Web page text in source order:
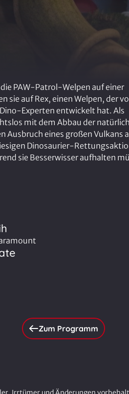
PAW-Patrol-Welpen auf einer
sie auf Rex, einen Welpen, der
Experten entwickelt hat. Als
mit dem Abbau der
eines großen Vulkans
Dinosaurier-
sie Besserwisser aufhalten
Zum Programm